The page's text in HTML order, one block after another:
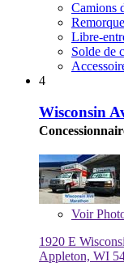
Camions
Libre-
Solde de
4
Wisconsin
Voir
1920 E
Appleton, WI